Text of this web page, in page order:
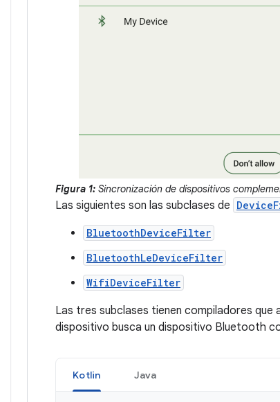
Figura 1: Sincronización de dispositivos
Las siguientes son las subclases de
BluetoothDeviceFilter
BluetoothLeDeviceFilter
WifiDeviceFilter
Las tres subclases tienen compiladores que
dispositivo busca un dispositivo Bluetooth
Kotlin Java